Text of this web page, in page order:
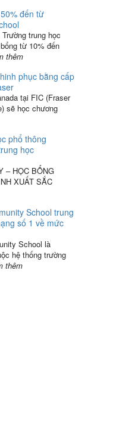
đến từ
trung học
từ 10% đến
thêm
phục bằng cấp
tại FIC (Fraser
sẽ học chương
phổ thông
học
– HỌC BỔNG
XUẤT SẮC
School trung
số 1 về mức
School là
hệ thống trường
thêm